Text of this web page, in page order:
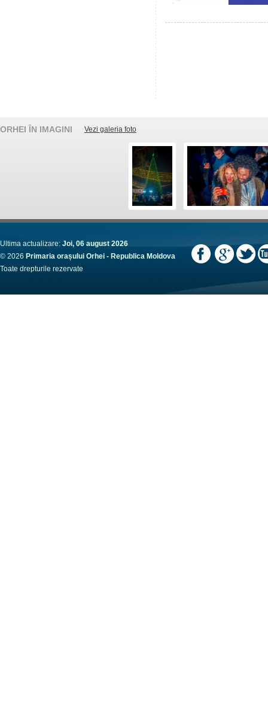
ORHEI ÎN IMAGINI Vezi galeria foto
Ultima actualizare: Joi, 06 august 2026
© 2026 Primaria orașului Orhei - Republica Moldova
Toate drepturile rezervate